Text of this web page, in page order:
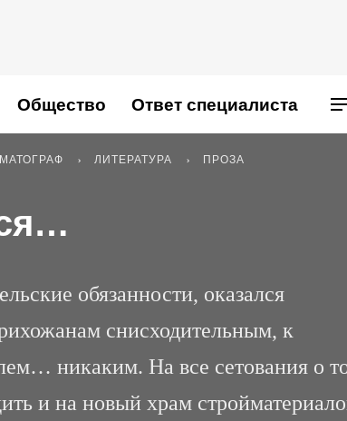
Общество Ответ специалиста
ЛИТЕРАТУРА ПРОЗА
обязанности, оказался
снисходительным, к
никаким. На все сетования о
и на новый храм